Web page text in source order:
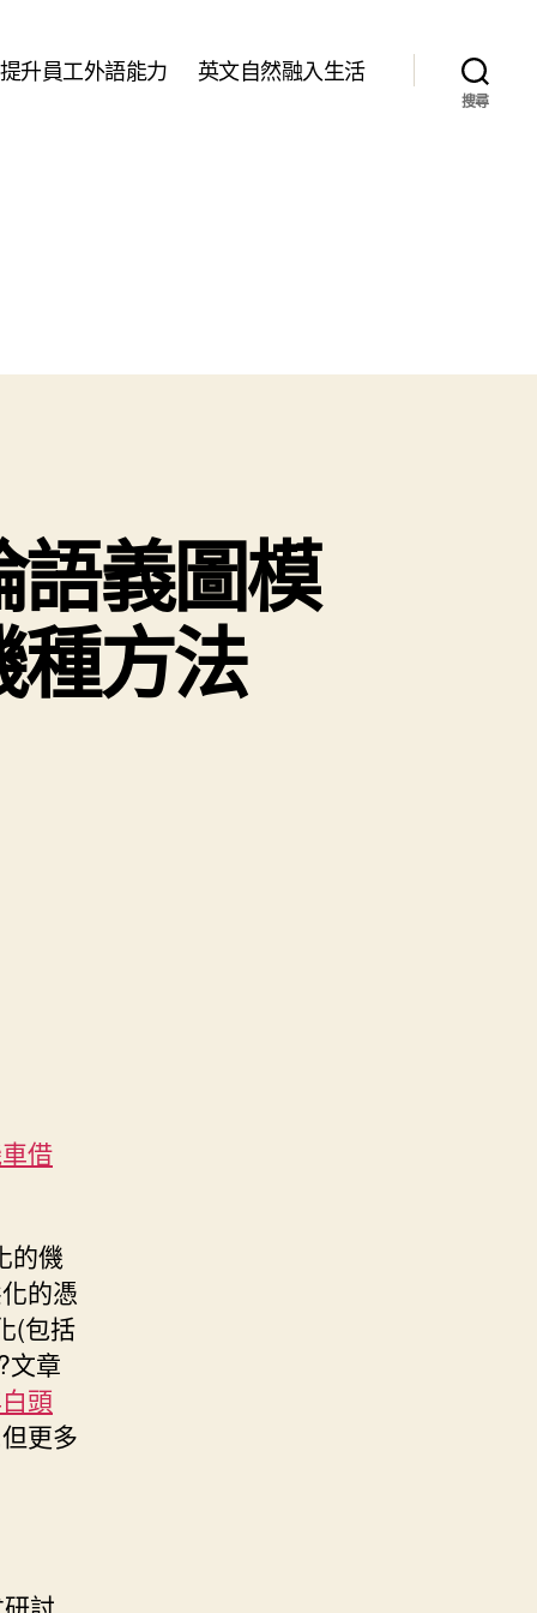
提升員工外語能力 英文自然融入生活
搜尋
義圖模
方法
借
的僟
的憑
(包括
文章
頭
更多